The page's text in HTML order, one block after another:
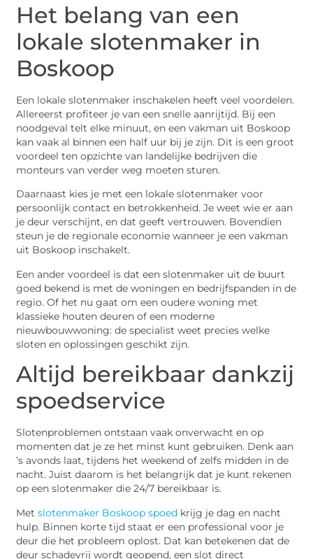
Het belang van een
lokale slotenmaker in
Boskoop
Een lokale slotenmaker inschakelen heeft veel voordelen.
Allereerst profiteer je van een snelle aanrijtijd. Bij een
noodgeval telt elke minuut, en een vakman uit Boskoop
kan vaak al binnen een half uur bij je zijn. Dit is een groot
voordeel ten opzichte van landelijke bedrijven die
monteurs van verder weg moeten sturen.
Daarnaast kies je met een lokale slotenmaker voor
persoonlijk contact en betrokkenheid. Je weet wie er aan
je deur verschijnt, en dat geeft vertrouwen. Bovendien
steun je de regionale economie wanneer je een vakman
uit Boskoop inschakelt.
Een ander voordeel is dat een slotenmaker uit de buurt
goed bekend is met de woningen en bedrijfspanden in de
regio. Of het nu gaat om een oudere woning met
klassieke houten deuren of een moderne
nieuwbouwwoning: de specialist weet precies welke
sloten en oplossingen geschikt zijn.
Altijd bereikbaar dankzij
spoedservice
Slotenproblemen ontstaan vaak onverwacht en op
momenten dat je ze het minst kunt gebruiken. Denk aan
’s avonds laat, tijdens het weekend of zelfs midden in de
nacht. Juist daarom is het belangrijk dat je kunt rekenen
op een slotenmaker die 24/7 bereikbaar is.
Metslotenmaker Boskoop spoed krijg je dag en nacht
hulp. Binnen korte tijd staat er een professional voor je
deur die het probleem oplost. Dat kan betekenen dat de
deur schadevrij wordt geopend, een slot direct